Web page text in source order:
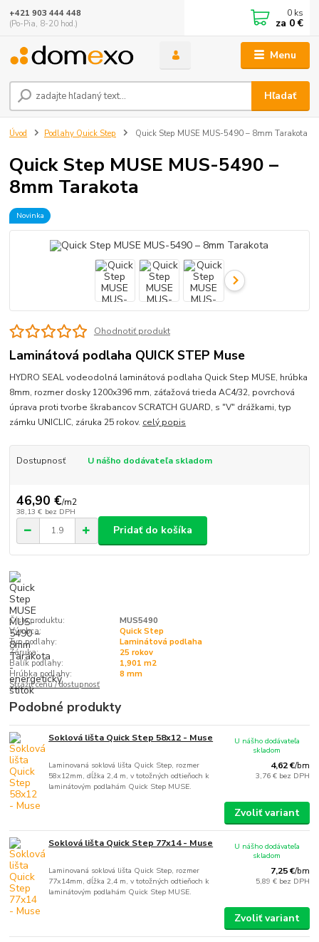
Menu
Hľadať
+421 903 444 448
(Po-Pia, 8-20 hod.)
0 ks
za 0 €
Úvod Podlahy Quick Step Quick Step MUSE MUS-5490 – 8mm Tarakota
Quick Step MUSE MUS-5490 –
8mm Tarakota
Novinka
Ohodnotiť produkt
Laminátová podlaha QUICK STEP Muse
HYDRO SEAL vodeodolná laminátová podlaha Quick Step MUSE, hrúbka
8mm, rozmer dosky 1200x396 mm, záťažová trieda AC4/32, povrchová
úprava proti tvorbe škrabancov SCRATCH GUARD, s "V" drážkami, typ
zámku UNICLIC, záruka 25 rokov. celý popis
Dostupnosť U nášho dodávateľa skladom
46,90 €/m2
38,13 € bez DPH
Pridať do košíka
Číslo produktu:
MUS5490
Výrobca:
Quick Step
Typ podlahy:
Laminátová podlaha
Záruka:
25 rokov
Balík podlahy:
1,901 m2
Hrúbka podlahy:
8 mm
Strážiť cenu / dostupnosť
Podobné produkty
Soklová lišta Quick Step 58x12 - Muse
Laminovaná soklová lišta Quick Step, rozmer
58x12mm, dĺžka 2,4 m, v totožných odtieňoch k
laminátovým podlahám Quick Step MUSE.
4,62 €/bm
3,76 € bez DPH
U nášho dodávateľa
skladom
Zvoliť variant
Soklová lišta Quick Step 77x14 - Muse
Laminovaná soklová lišta Quick Step, rozmer
77x14mm, dĺžka 2,4 m, v totožných odtieňoch k
laminátovým podlahám Quick Step MUSE.
7,25 €/bm
5,89 € bez DPH
U nášho dodávateľa
skladom
Zvoliť variant